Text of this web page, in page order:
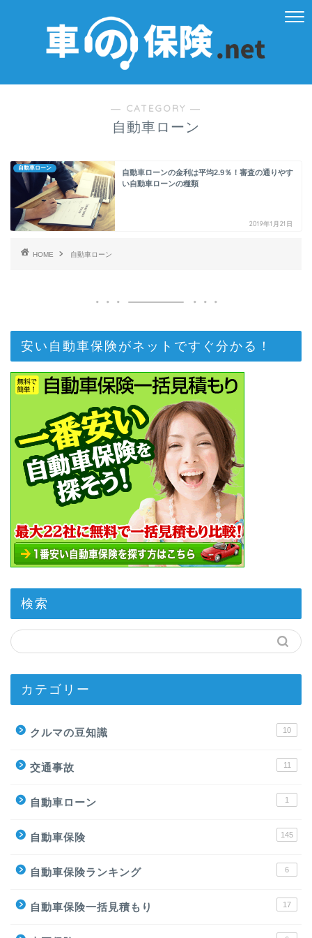
― CATEGORY ―
自動車ローン
自動車ローン
自動車ローンの金利は平均2.9％！審査の通りやす
い自動車ローンの種類
2019年1月21日
HOME 自動車ローン
安い自動車保険がネットですぐ分かる！
検索
カテゴリー
クルマの豆知識 10
交通事故 11
自動車ローン 1
自動車保険 145
自動車保険ランキング 6
自動車保険一括見積もり 17